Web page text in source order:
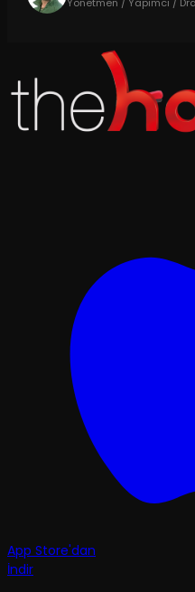
App Store'dan
İndir